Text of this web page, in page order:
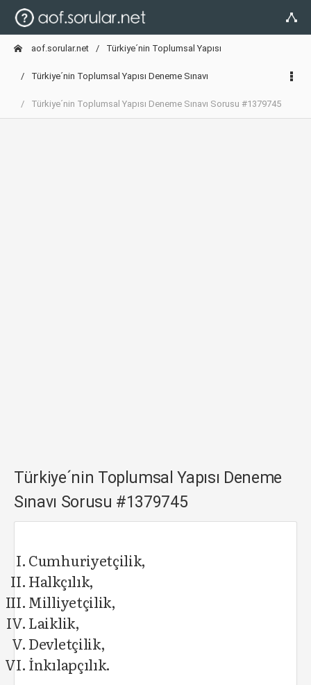
aof.sorular.net Türkiye´nin Toplumsal Yapısı
Türkiye´nin Toplumsal Yapısı Deneme Sınavı
Türkiye´nin Toplumsal Yapısı Deneme Sınavı Sorusu #1379745
Türkiye´nin Toplumsal Yapısı Deneme
Sınavı Sorusu #1379745
Cumhuriyetçilik,
Halkçılık,
Milliyetçilik,
Laiklik,
Devletçilik,
İnkılapçılık.